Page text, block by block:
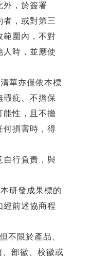
外，於簽署
者，或對第三
範圍內，不對
時，並應使
華亦僅依本標
疪、不擔保
能性，且不擔
何損害時，得
自行負責，與
研發成果標的
經前述協商程
不限於產品、
部徽、校徽或